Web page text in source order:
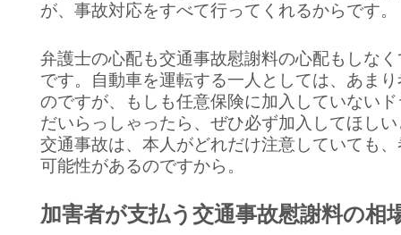
が、事故対応をすべて行ってくれるからです。
弁護士の心配も交通事故慰謝料の心配もしな
です。自動車を運転する一人としては、あま
のですが、もしも任意保険に加入していない
だいらっしゃったら、ぜひ必ず加入してほし
交通事故は、本人がどれだけ注意していても
可能性があるのですから。
加害者が支払う交通事故慰謝料の相